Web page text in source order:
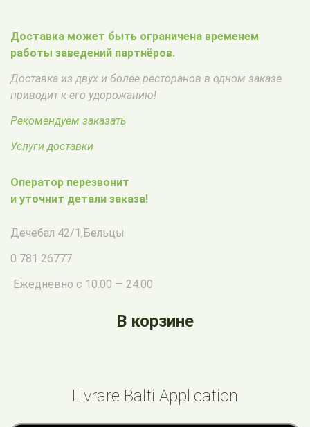
Доставка может быть ограничена временем
работы заведений партнёров.
Доставка из двух и более ресторанов в одном заказе
приводит к его удорожанию!
Рекомендуем заказать
Услуги доставки
Оператор перезвонит
и уточнит детали заказа!
Дечебал 42/1,Бельцы
0 781 26777
Ежедневно с 10.00 — 24.00
В корзине
Livrare Balti Application